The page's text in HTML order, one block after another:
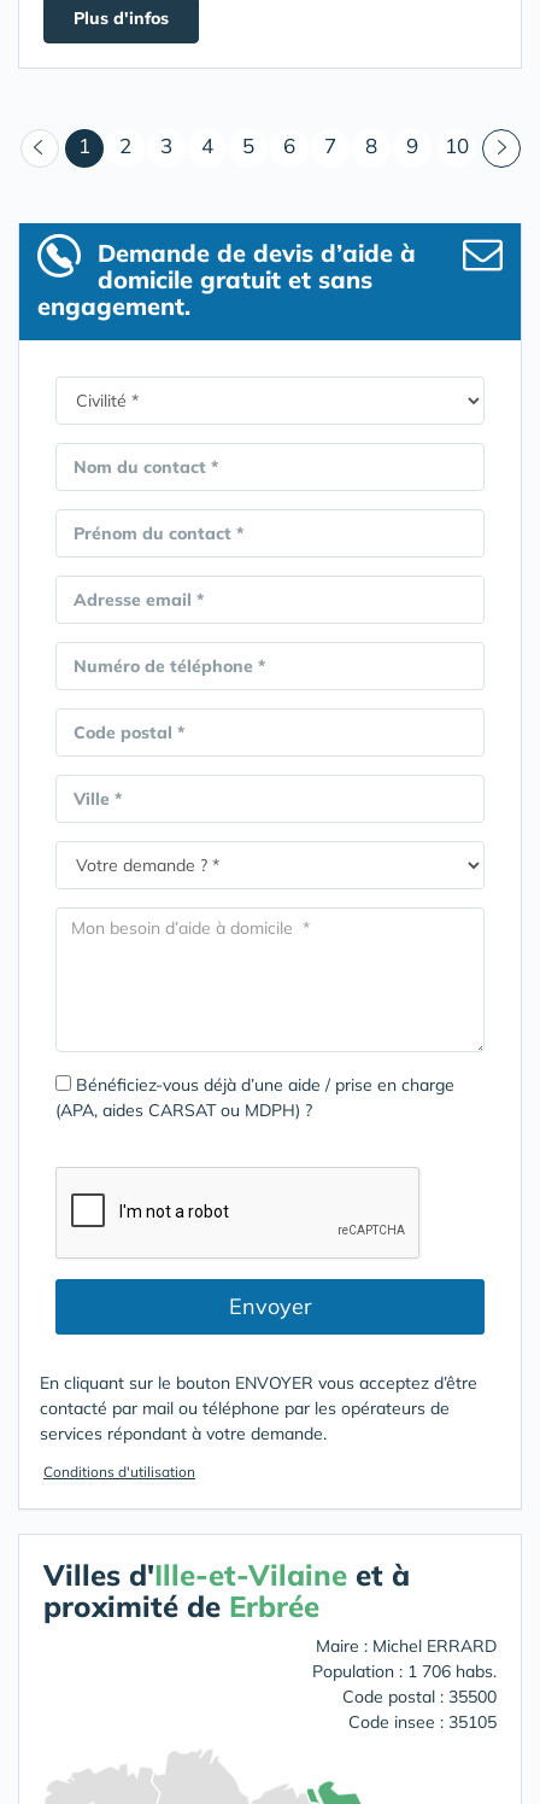
Plus d'infos
1 (courant)
2 3 4 5 6 7 8 9 10
Demande de devis d’aide à
domicile gratuit et sans
engagement.
Nom du contact *
Prénom du contact *
Adresse email *
Numéro de téléphone *
Code postal *
Ville *
Bénéficiez-vous déjà d’une aide / prise en charge
(APA, aides CARSAT ou MDPH) ?
Envoyer
En cliquant sur le bouton ENVOYER vous acceptez d’être
contacté par mail ou téléphone par les opérateurs de
services répondant à votre demande.
Conditions d'utilisation
Villes d'Ille-et-Vilaine et à
proximité de Erbrée
Maire : Michel ERRARD
Population : 1 706 habs.
Code postal : 35500
Code insee : 35105